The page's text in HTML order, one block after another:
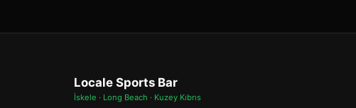
Locale Sports Bar
İskele · Long Beach · Kuzey Kıbrıs